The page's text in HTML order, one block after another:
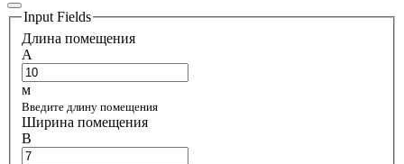
Input Fields
Длина помещения
A
м
Введите длину помещения
Ширина помещения
B